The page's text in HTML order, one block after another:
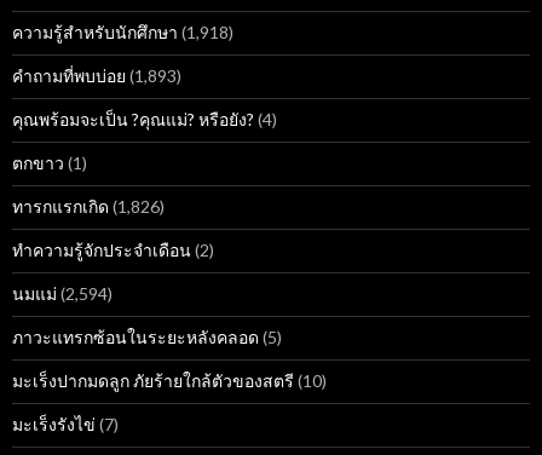
ความรู้สำหรับนักศึกษา (1,918)
คำถามที่พบบ่อย (1,893)
คุณพร้อมจะเป็น ?คุณแม่? หรือยัง? (4)
ตกขาว (1)
ทารกแรกเกิด (1,826)
ทำความรู้จักประจำเดือน(2)
นมแม่ (2,594)
ภาวะแทรกซ้อนในระยะหลังคลอด (5)
มะเร็งปากมดลูก ภัยร้ายใกล้ตัวของสตรี (10)
มะเร็งรังไข่ (7)